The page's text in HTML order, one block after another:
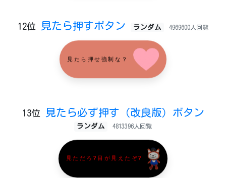
12位 見たら押すボタン ランダム 4969600人回覧
見たら押せ強制な？
13位 見たら必ず押す（改良版）ボタン
ランダム 4813396人回覧
見ただろ?目が見えたぞ?